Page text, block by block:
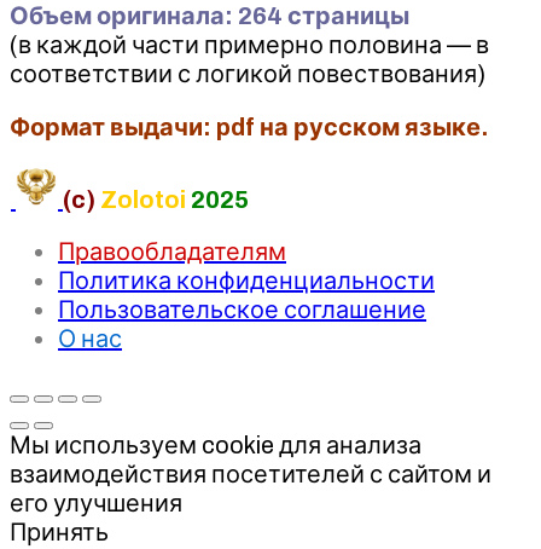
Объем оригинала: 264 страницы
(в каждой части примерно половина — в
соответствии с логикой повествования)
Формат выдачи: pdf на русском языке.
(c) Zolotoi 2025
Правообладателям
Политика конфиденциальности
Пользовательское соглашение
О нас
Мы используем cookie для анализа
взаимодействия посетителей с сайтом и
его улучшения
Принять